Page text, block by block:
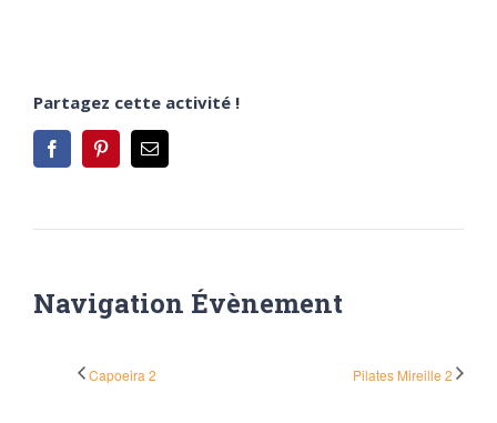
Partagez cette activité !
FacebookPinterestEmail
Navigation Évènement
Capoeira 2 Pilates Mireille 2